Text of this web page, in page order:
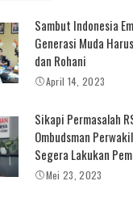
Sambut Indonesia
Generasi Muda
dan Rohani
April 14, 2023
Sikapi Permasalah
Ombudsman
Segera Lakukan
Mei 23, 2023